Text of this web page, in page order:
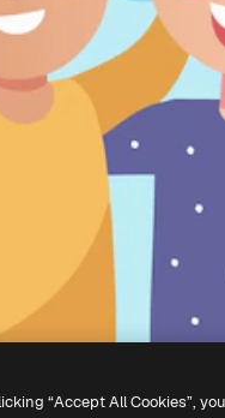
“Accept All Cookies”,